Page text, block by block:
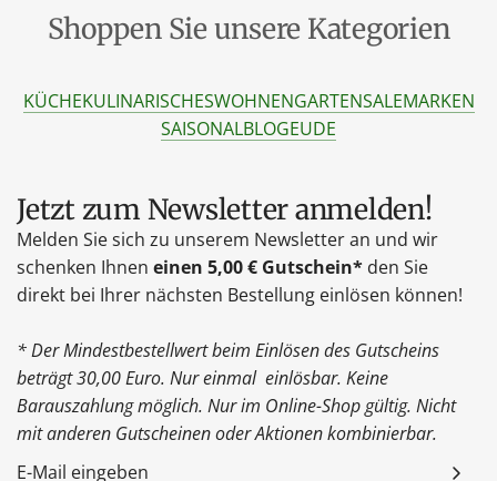
Shoppen Sie unsere Kategorien
KÜCHEKULINARISCHESWOHNENGARTENSALEMARKEN
SAISONALBLOGEUDE
Jetzt zum Newsletter anmelden!
Melden Sie sich zu unserem Newsletter an und wir
schenken Ihnen einen 5,00 € Gutschein* den Sie
direkt bei Ihrer nächsten Bestellung einlösen können!
* Der Mindestbestellwert beim Einlösen des Gutscheins
beträgt 30,00 Euro. Nur einmal einlösbar. Keine
Barauszahlung möglich. Nur im Online-Shop gültig. Nicht
mit anderen Gutscheinen oder Aktionen kombinierbar.